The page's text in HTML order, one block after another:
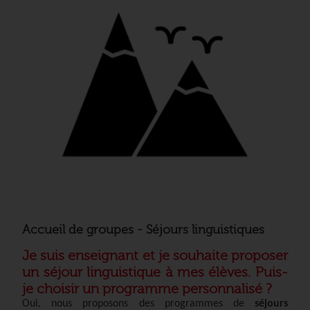
Accueil de groupes - Séjours linguistiques
Je suis enseignant et je souhaite proposer
un séjour linguistique à mes élèves. Puis-
je choisir un programme personnalisé ?
Oui, nous proposons des programmes de séjours